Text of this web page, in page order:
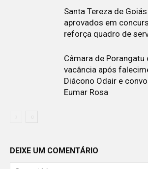
Santa Tereza de
aprovados em
reforça quadro de
Câmara de
vacância após
Diácono Odair e
Eumar Rosa
DEIXE UM COMENTÁRIO